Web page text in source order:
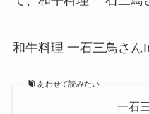
和牛料理 一石三鳥さん
あわせて読みたい
一石